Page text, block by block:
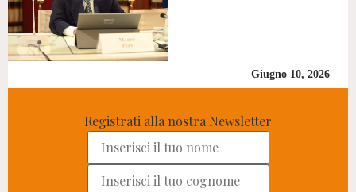
Giugno 10, 2026
Registrati alla nostra Newsletter